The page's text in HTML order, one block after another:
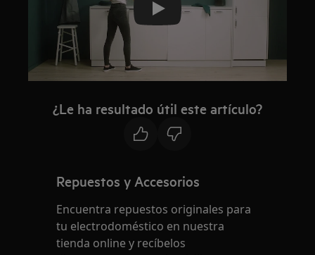
Play
¿Le ha resultado útil este artículo?
Repuestos y Accesorios
Encuentra repuestos originales para
tu electrodoméstico en nuestra
tienda online y recíbelos